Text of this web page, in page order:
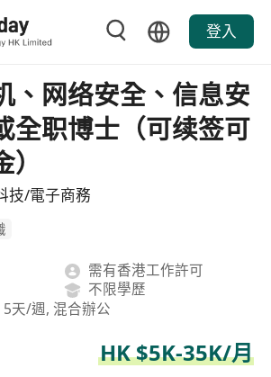
登入
、网络安全、信息安
全职博士（可续签可
技/電子商務
需有香港工作許可
不限學歷
天/週, 混合辦公
HK $5K-35K/月